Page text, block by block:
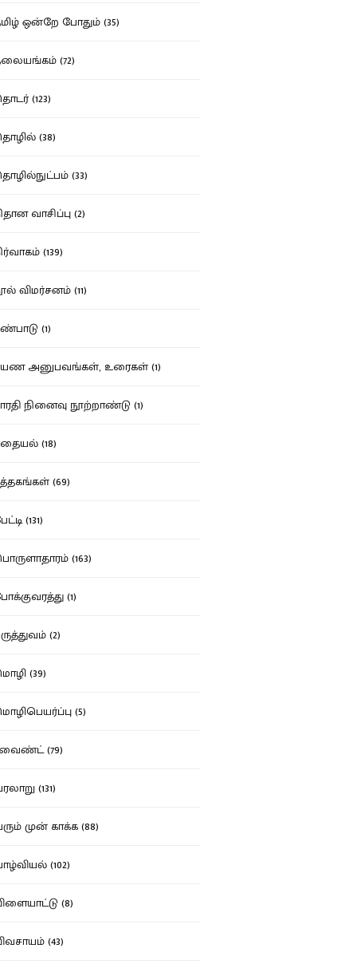
ஒன்றே போதும் (35)
(72)
(123)
(38)
(33)
வாசிப்பு (2)
(139)
விமர்சனம் (11)
(1)
அனுபவங்கள், உரைகள் (1)
நினைவு நூற்றாண்டு (1)
(18)
(69)
(131)
(163)
(1)
(2)
(39)
(5)
(79)
(131)
முன் காக்க (88)
(102)
(8)
(43)